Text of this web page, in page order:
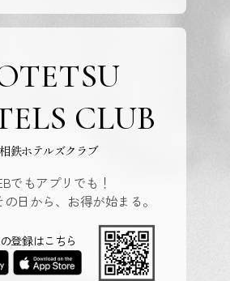
CLUB
相鉄ホテルズクラブ
でもアプリでも！
日から、お得が始まる。
登録はこちら